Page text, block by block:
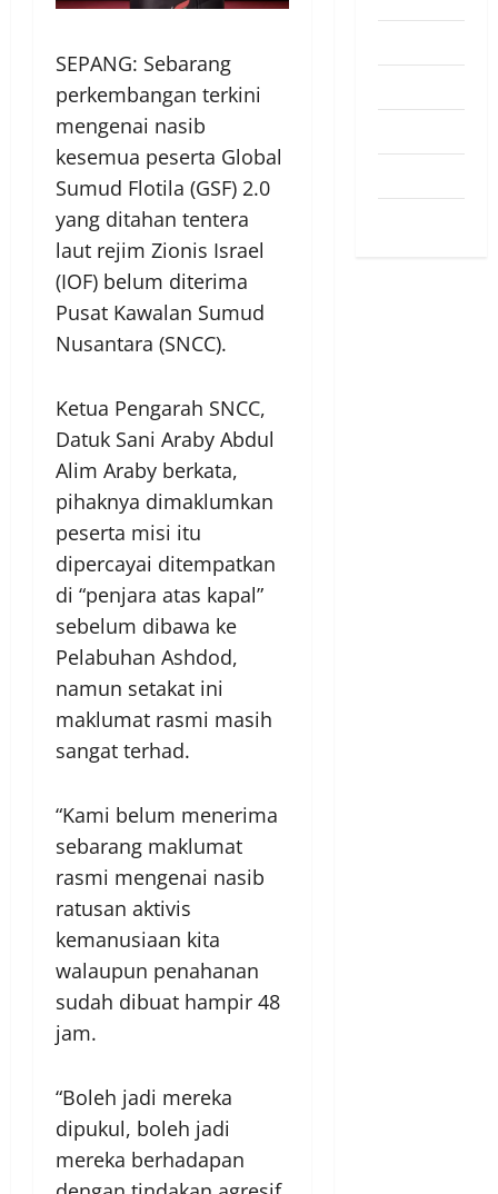
SEPANG: Sebarang
perkembangan terkini
mengenai nasib
kesemua peserta Global
Sumud Flotila (GSF) 2.0
yang ditahan tentera
laut rejim Zionis Israel
(IOF) belum diterima
Pusat Kawalan Sumud
Nusantara (SNCC).
Ketua Pengarah SNCC,
Datuk Sani Araby Abdul
Alim Araby berkata,
pihaknya dimaklumkan
peserta misi itu
dipercayai ditempatkan
di “penjara atas kapal”
sebelum dibawa ke
Pelabuhan Ashdod,
namun setakat ini
maklumat rasmi masih
sangat terhad.
“Kami belum menerima
sebarang maklumat
rasmi mengenai nasib
ratusan aktivis
kemanusiaan kita
walaupun penahanan
sudah dibuat hampir 48
jam.
“Boleh jadi mereka
dipukul, boleh jadi
mereka berhadapan